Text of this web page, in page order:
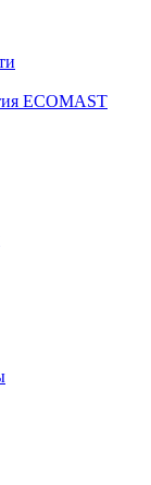
ECOMAST